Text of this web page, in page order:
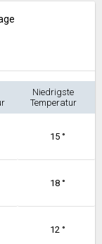
Niedrigste
Temperatur
15 °
18 °
12 °